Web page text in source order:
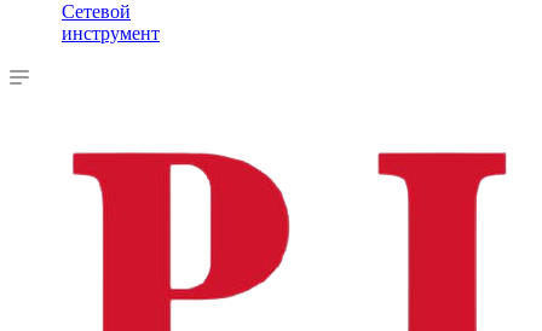
Сетевой
инструмент